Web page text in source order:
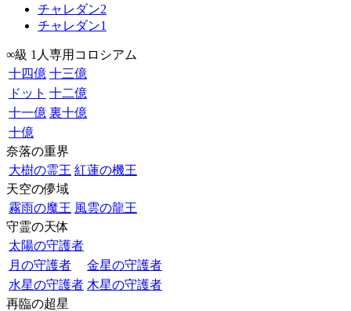
チャレダン2
チャレダン1
∞級 1人専用コロシアム
十四億 十三億
ドット 十二億
十一億 裏十億
十億
奈落の重界
大樹の霊王 紅蓮の機王
天空の儚域
霧雨の魔王 風雲の龍王
守霊の天体
太陽の守護者
月の守護者
金星の守護者
水星の守護者 木星の守護者
再臨の超星